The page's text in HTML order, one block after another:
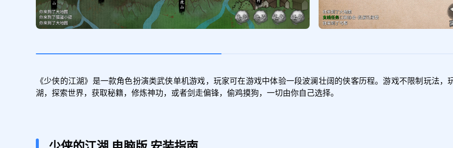
《少侠的江湖》是一款角色扮演类武侠单机游戏，玩家可在游戏中体验一段波澜壮阔的侠客历程。游戏不限制玩法
湖，探索世界，获取秘籍，修炼神功，或者剑走偏锋，偷鸡摸狗，一切由你自己选择。